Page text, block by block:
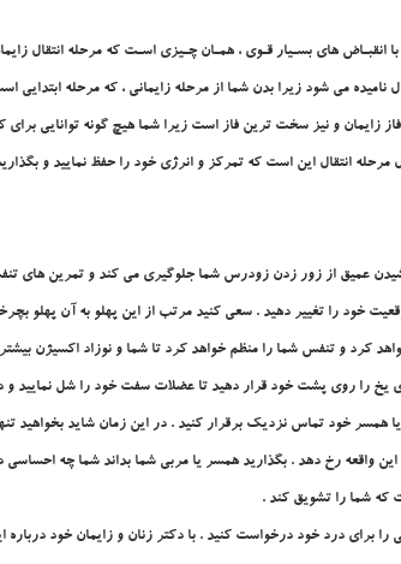
انقبـاض هاي بسـيار قـوي ، همـان چـيزي اسـت که مرحله انتقال
ناميده مي شود زيرا بدن شما از مرحله زايماني ، که مرحله ابتدايي
زايمان و نيز سخت ترين فاز است زيرا شما هيچ گونه توانايي براي
انتقال اين است که تمرکز و انرژي خود را حفظ نماييد و
عميق از زور زدن زودرس شما جلوگيري مي کند و تمرين هاي
خود را تغيير دهيد . سعي کنيد مرتب از اين پهلو به آن پهلو
کرد و تنفس شما را منظم خواهد کرد تا شما و نوزاد اکسيژن
يخ را روي پشت خود قرار دهيد تا عضلات سفت خود را شل نماييد
يا همسر خود تماس نزديک برقرار کنيد . در اين زمان شايد بخواهيد
اين واقعه رخ دهد . بگذاريد همسر يا مربي شما بداند شما چه
که شما را تشويق کند .
را براي درد خود درخواست کنيد . با دکتر زنان و زايمان خود